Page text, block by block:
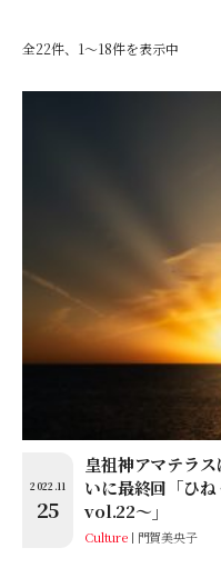
全22件、1〜18件を表示中
2022.11
25
皇祖神アマテラ
いに最終回「ひ
vol.22〜」
Culture 門賀美央子